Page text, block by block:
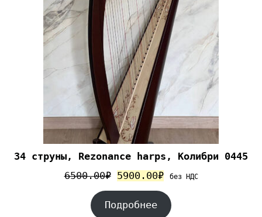
34 струны, Rezonance harps, Колибри 0445
6500.00₽ 5900.00₽ без НДС
Подробнее